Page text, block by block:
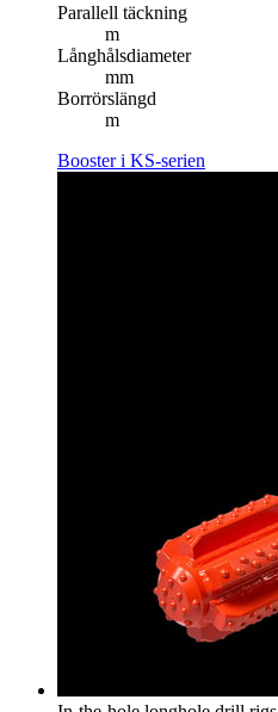
Parallell täckning
m
Långhålsdiameter
mm
Borrörslängd
m
Booster i KS-serien